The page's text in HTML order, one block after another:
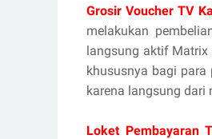
Grosir Voucher TV
melakukan
langsung aktif Matrix
khususnya bagi
karena langsung dari
Loket Pembayaran